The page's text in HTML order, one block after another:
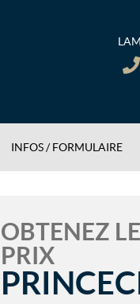
INFOS / FORMULAIRE
OBTENEZ
PRIX